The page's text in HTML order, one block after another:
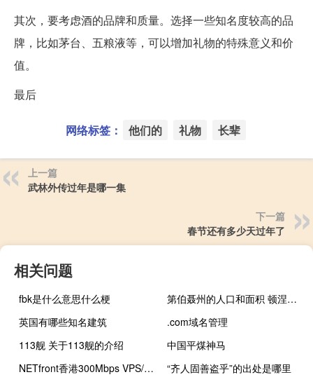
其次，要考虑酒的品牌和质量。选择一些知名度较高的品
牌，比如茅台、五粮液等，可以增加礼物的特殊意义和价
值。
最后
网络标签： 他们的 礼物 长辈
上一篇
武林外传过年是哪一集
下一篇
春节还有多少天过年了
相关问题
fbk是什么意思什么梗
第伯聂州的人口和面积 顿涅茨克面积和人口
英国有哪些知名建筑
.com域名管理
113舰 关于113舰的介绍
中国平煤神马
NETfront香港300Mbps VPS/10Mbps不限流量VPS/20Mbps不限流量VPS/Windows VPS七折
“齐人固善盗乎”的出处是哪里